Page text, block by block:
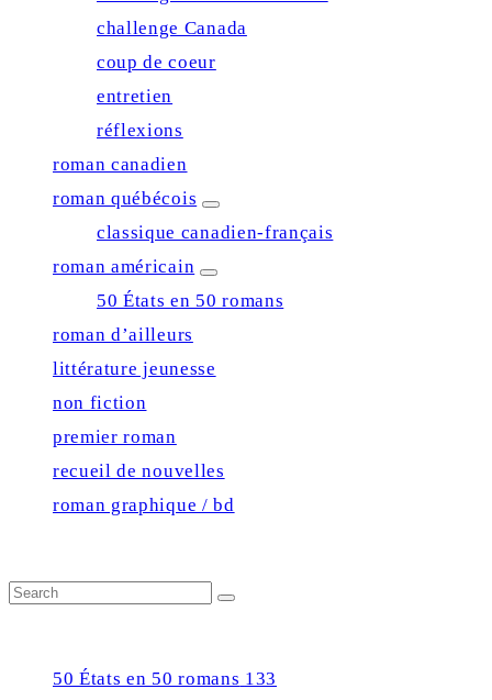
menu
challenge Canada
coup de coeur
entretien
réflexions
roman canadien
roman québécois
expand
child
menu
classique canadien-français
roman américain
expand
child
menu
50 États en 50 romans
roman d’ailleurs
littérature jeunesse
non fiction
premier roman
recueil de nouvelles
roman graphique / bd
Search
Search
50 États en 50 romans 133